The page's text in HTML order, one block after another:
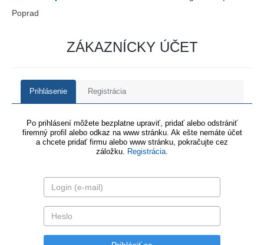
Poprad
ZÁKAZNÍCKY ÚČET
Prihlásenie Registrácia
Po prihlásení môžete bezplatne upraviť, pridať alebo odstrániť
firemný profil alebo odkaz na www stránku. Ak ešte nemáte účet
a chcete pridať firmu alebo www stránku, pokračujte cez
záložku. Registrácia.